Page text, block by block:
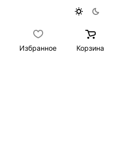
Избранное Корзина